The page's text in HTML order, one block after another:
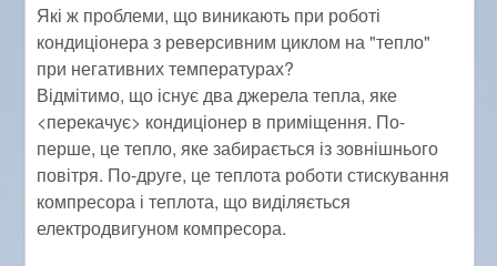
Які ж проблеми, що виникають при роботі
кондиціонера з реверсивним циклом на "тепло"
при негативних температурах?
Відмітимо, що існує два джерела тепла, яке
<перекачує> кондиціонер в приміщення. По-
перше, це тепло, яке забирається із зовнішнього
повітря. По-друге, це теплота роботи стискування
компресора і теплота, що виділяється
електродвигуном компресора.